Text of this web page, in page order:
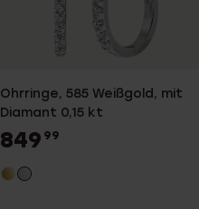
Ohrringe, 585 Weißgold, mit
Diamant 0,15 kt
849 99